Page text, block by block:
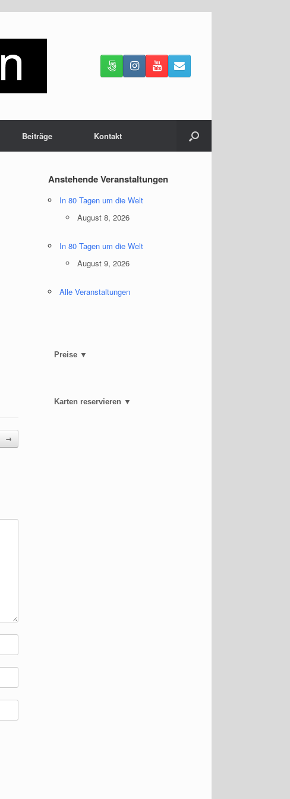
Beiträge Kontakt
→
Anstehende Veranstaltungen
In 80 Tagen um die Welt
August 8, 2026
In 80 Tagen um die Welt
August 9, 2026
Alle Veranstaltungen
Preise ▼
Karten reservieren ▼